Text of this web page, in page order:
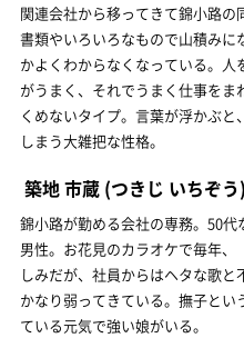
関連会社から移ってきて錦小路
書類やいろいろなもので山積み
かよくわからなくなっている。
がうまく、それでうまく仕事を
くめないタイプ。言葉が浮かぶ
しまう大雑把な性格。
築地 市蔵 (つきじ いちぞう)
錦小路が勤める会社の専務。50
男性。お花見のカラオケで毎年
しみだが、社員からはヘタな歌
かなり弱ってきている。撫子と
ている元気で強い娘がいる。